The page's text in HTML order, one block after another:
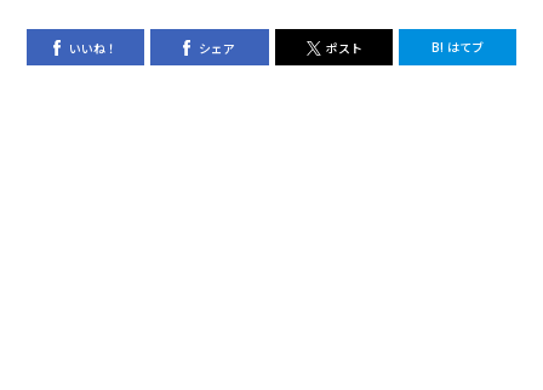
いいね！ シェア ポスト B! はてブ